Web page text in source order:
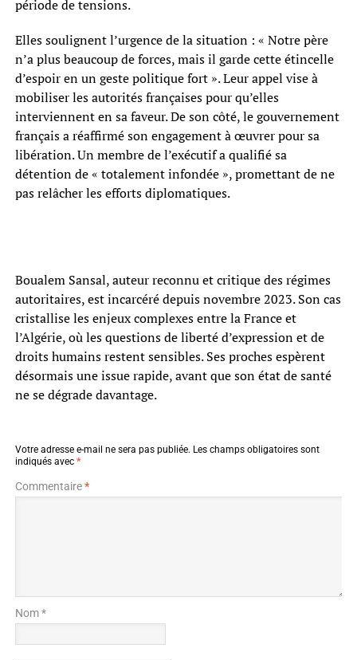
période de tensions.
Elles soulignent l’urgence de la situation : « Notre père
n’a plus beaucoup de forces, mais il garde cette étincelle
d’espoir en un geste politique fort ». Leur appel vise à
mobiliser les autorités françaises pour qu’elles
interviennent en sa faveur. De son côté, le gouvernement
français a réaffirmé son engagement à œuvrer pour sa
libération. Un membre de l’exécutif a qualifié sa
détention de « totalement infondée », promettant de ne
pas relâcher les efforts diplomatiques.
Boualem Sansal, auteur reconnu et critique des régimes
autoritaires, est incarcéré depuis novembre 2023. Son cas
cristallise les enjeux complexes entre la France et
l’Algérie, où les questions de liberté d’expression et de
droits humains restent sensibles. Ses proches espèrent
désormais une issue rapide, avant que son état de santé
ne se dégrade davantage.
Votre adresse e-mail ne sera pas publiée. Les champs obligatoires sont
indiqués avec *
Commentaire*
Nom *